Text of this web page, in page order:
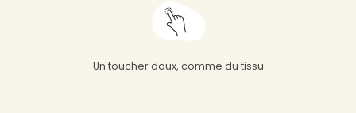
Un toucher doux, comme du tissu